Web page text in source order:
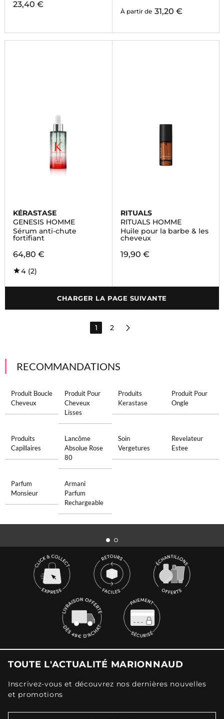
23,40 €
À partir de 31,20 €
KÉRASTASE
GENESIS HOMME
Sérum anti-chute
fortifiant
64,80 €
4 (2)
RITUALS
RITUALS HOMME
Huile pour la barbe & les
cheveux
19,90 €
CHARGER LA PAGE SUIVANTE
1 2
RECOMMANDATIONS
Produit Boucle
Cheveux
Produit Pour
Cheveux
Lisses
Produits
Kerastase
Produit Pour
Ongle
Produits
Capillaires
Lancôme
Absolue Rose
80
Soin
Vergetures
Revelateur
Estee
Parfum
Monsieur
Armani
Parfum
Rechargeable
TOUTE L'ACTUALITÉ MARIONNAUD
Inscrivez-vous et découvrez nos dernières nouvelles
et promotions